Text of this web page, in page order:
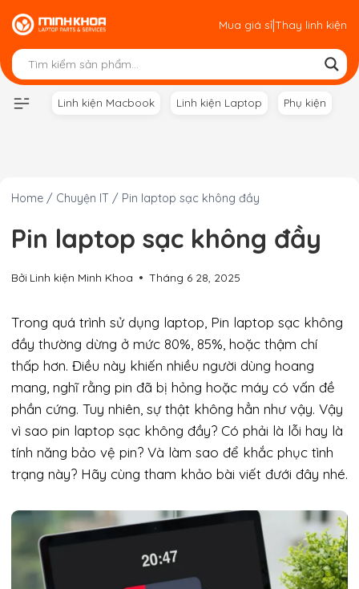
Skip
to
content
Mua giá sỉ|Thay linh kiện
Linh kiện Macbook Linh kiện Laptop Phụ kiện
Home / Chuyện IT / Pin laptop sạc không đầy
Pin laptop sạc không đầy
Bởi Linh kiện Minh Khoa Tháng 6 28, 2025
Trong quá trình sử dụng laptop, Pin laptop sạc không
đầy thường dừng ở mức 80%, 85%, hoặc thậm chí
thấp hơn. Điều này khiến nhiều người dùng hoang
mang, nghĩ rằng pin đã bị hỏng hoặc máy có vấn đề
phần cứng. Tuy nhiên, sự thật không hẳn như vậy. Vậy
vì sao pin laptop sạc không đầy? Có phải là lỗi hay là
tính năng bảo vệ pin? Và làm sao để khắc phục tình
trạng này? Hãy cùng tham khảo bài viết đưới đây nhé.